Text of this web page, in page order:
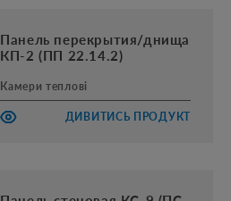
Панель перекрытия/днища
КП-2 (ПП 22.14.2)
Камери теплові
ДИВИТИСЬ ПРОДУКТ